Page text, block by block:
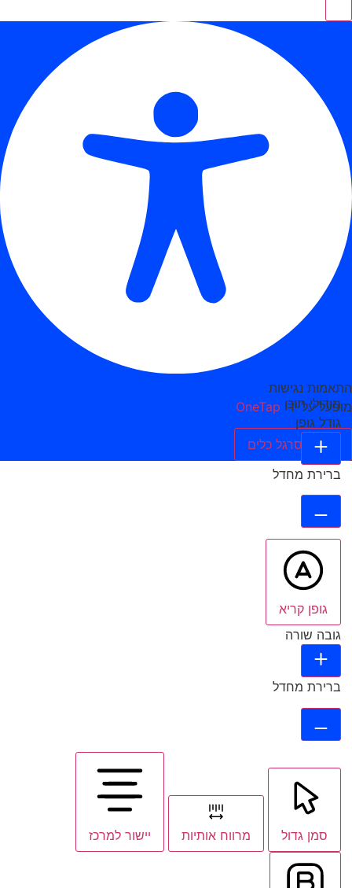
התאמות נגישות
מופעל על ידי OneTap
הסתר סרגל כלים
מודולי תוכן
גודל גופן
ברירת מחדל
גופן קריא
גובה שורה
ברירת מחדל
סמן גדול מרווח אותיות יישור למרכז